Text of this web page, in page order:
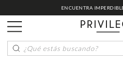
ENCUENTRA
¿Qué estás buscando?